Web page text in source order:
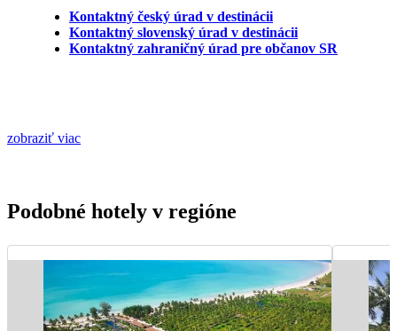
Kontaktný český úrad v destinácii
Kontaktný slovenský úrad v destinácii
Kontaktný zahraničný úrad pre občanov SR
zobraziť viac
Podobné hotely v regióne